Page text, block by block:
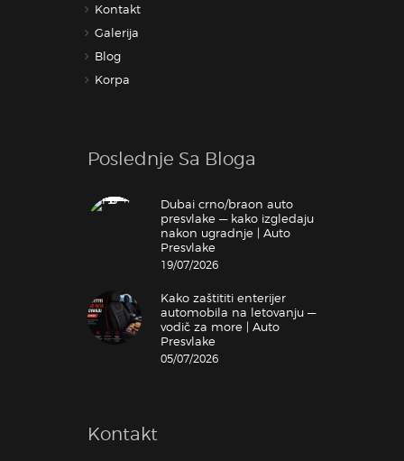
Kontakt
Galerija
Blog
Korpa
Poslednje Sa Bloga
Dubai crno/braon auto
presvlake — kako izgledaju
nakon ugradnje | Auto
Presvlake
19/07/2026
Kako zaštititi enterijer
automobila na letovanju —
vodič za more | Auto
Presvlake
05/07/2026
Kontakt